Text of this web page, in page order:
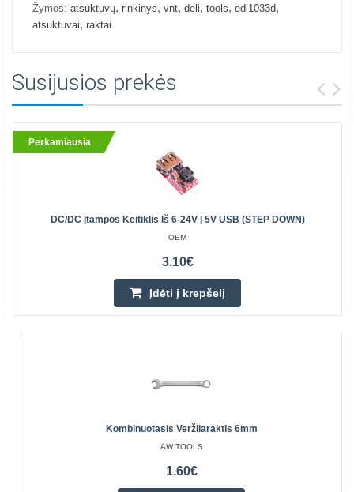
Žymos: atsuktuvų, rinkinys, vnt, deli, tools, edl1033d,
atsuktuvai, raktai
Susijusios prekės
Perkamiausia
DC/DC Įtampos Keitiklis Iš 6-24V Į 5V USB (STEP DOWN)
OEM
3.10€
Įdėti į krepšelį
Kombinuotasis Veržliaraktis 6mm
AW TOOLS
1.60€